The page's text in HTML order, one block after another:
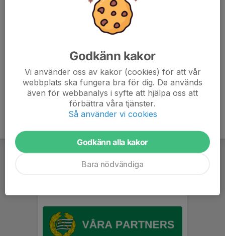
- Tagit av smycken alternativt tejpat
- Tejpat Knä/Armbågar/Fötter om det behövs
- Bytt om till träningskläder
- Gjort knä och axelkontroll
- Vara helt redo när träningen startar!
Godkänn kakor
Vi använder oss av kakor (cookies) för att vår
webbplats ska fungera bra för dig. De används
även för webbanalys i syfte att hjälpa oss att
förbättra våra tjänster.
Så använder vi cookies
Godkänn alla kakor
Bara nödvändiga